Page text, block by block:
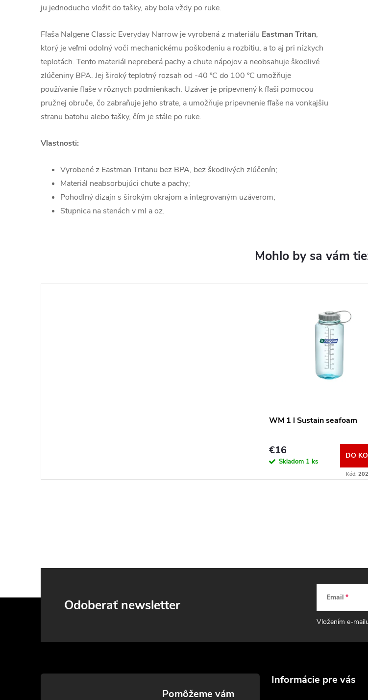
ju jednoducho vložiť do tašky, aby bola vždy po ruke.
Fľaša Nalgene Classic Everyday Narrow je vyrobená z materiálu Eastman Tritan,
ktorý je veľmi odolný voči mechanickému poškodeniu a rozbitiu, a to aj pri nízkych
teplotách. Tento materiál nepreberá pachy a chute nápojov a neobsahuje škodlivé
zlúčeniny BPA. Jej široký teplotný rozsah od -40 ºC do 100 ºC umožňuje
používanie fľaše v rôznych podmienkach. Uzáver je pripevnený k fľaši pomocou
pružnej obruče, čo zabraňuje jeho strate, a umožňuje pripevnenie fľaše na vonkajšiu
stranu batohu alebo tašky, čím je stále po ruke.
Vlastnosti:
Vyrobené z Eastman Tritanu bez BPA, bez škodlivých zlúčenín;
Materiál neabsorbujúci chute a pachy;
Pohodlný dizajn s širokým okrajom a integrovaným uzáverom;
Stupnica na stenách v ml a oz.
WM 1 l Sustain seafoam
€16
Skladom 1 ks
DO
Kód:
Odoberať newsletter Email
Vložením e-
Informácie pre vás